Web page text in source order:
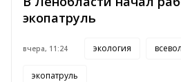
экопатруль
вчера, 11:24 экология
экопатруль